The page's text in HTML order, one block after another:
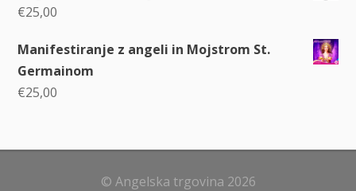
€25,00
Manifestiranje z angeli in Mojstrom St.
Germainom
€25,00
© Angelska trgovina 2026